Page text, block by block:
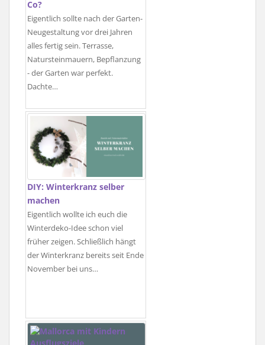
Co?
Eigentlich sollte nach der Garten-
Neugestaltung vor drei Jahren
alles fertig sein. Terrasse,
Natursteinmauern, Bepflanzung
- der Garten war perfekt.
Dachte…
DIY: Winterkranz selber
machen
Eigentlich wollte ich euch die
Winterdeko-Idee schon viel
früher zeigen. Schließlich hängt
der Winterkranz bereits seit Ende
November bei uns…